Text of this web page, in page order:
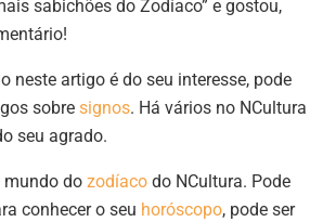
sabichões do Zodíaco” e gostou,
neste artigo é do seu interesse, pode
sobre signos. Há vários no NCultura
seu agrado.
mundo do zodíaco do NCultura. Pode
conhecer o seu horóscopo, pode ser